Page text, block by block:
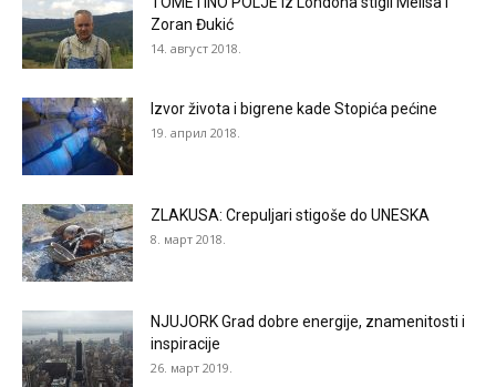
Zoran Đukić
14. август 2018.
Izvor života i bigrene kade Stopića pećine
19. април 2018.
ZLAKUSA: Crepuljari stigoše do UNESKA
8. март 2018.
NJUJORK Grad dobre energije, znamenitosti i
inspiracije
26. март 2019.